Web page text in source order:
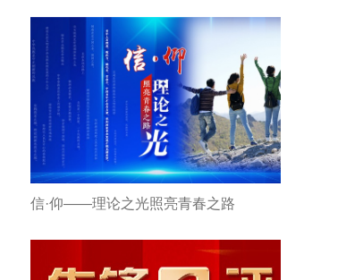
信·仰——理论之光照亮青春之路